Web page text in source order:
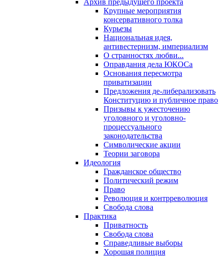
Архив предыдущего проекта
Крупные мероприятия
консервативного толка
Курьезы
Национальная идея,
антивестернизм, империализм
О странностях любви...
Оправдания дела ЮКОСа
Основания пересмотра
приватизации
Предложения де-либерализовать
Конституцию и публичное право
Призывы к ужесточению
уголовного и уголовно-
процессуального
законодательства
Символические акции
Теории заговора
Идеология
Гражданское общество
Политический режим
Право
Революция и контрреволюция
Свобода слова
Практика
Приватность
Свобода слова
Справедливые выборы
Хорошая полиция